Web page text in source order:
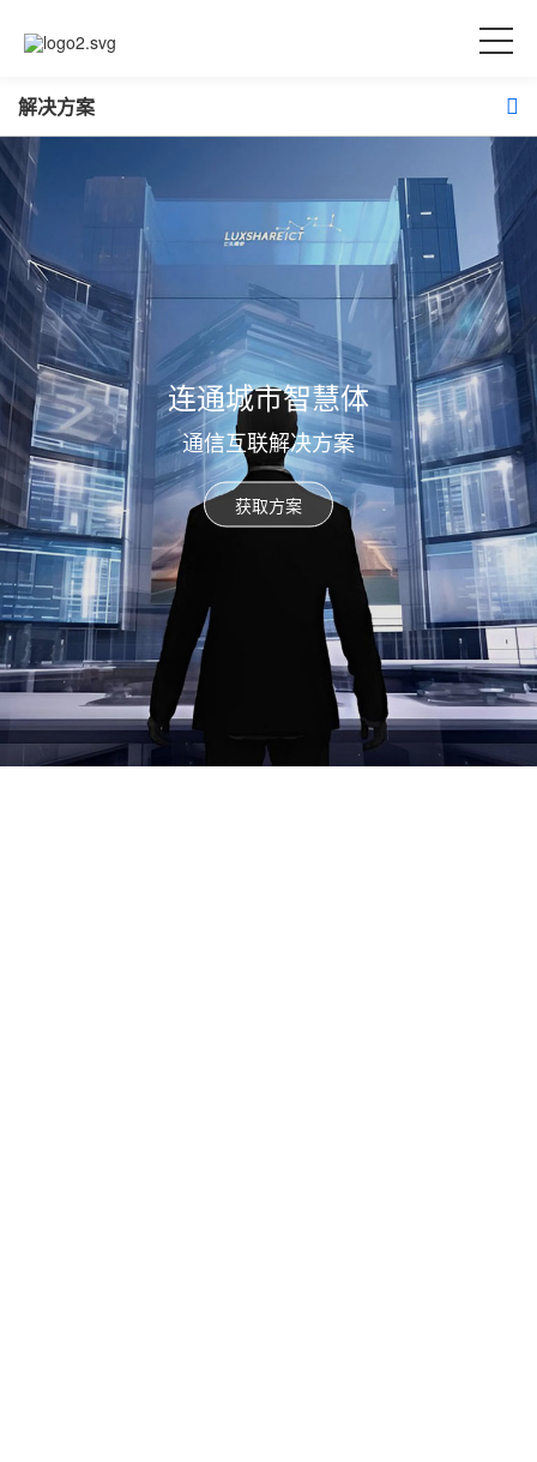
解决方案
连通城市智慧体
通信互联解决方案
获取方案